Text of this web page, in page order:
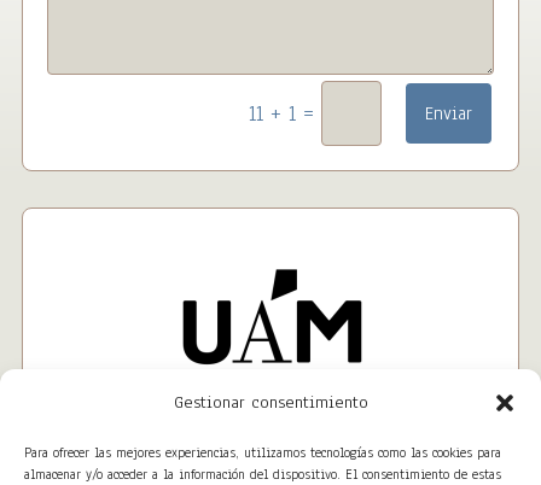
Gestionar consentimiento
Para ofrecer las mejores experiencias, utilizamos tecnologías como las cookies para
almacenar y/o acceder a la información del dispositivo. El consentimiento de estas
11 + 1 = Enviar